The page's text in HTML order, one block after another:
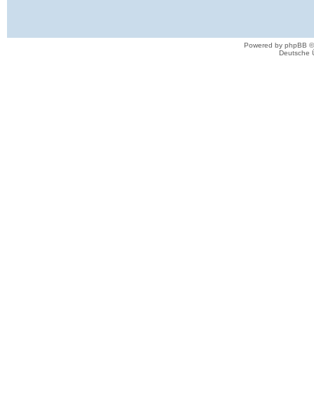
Powered by phpBB
Deutsche